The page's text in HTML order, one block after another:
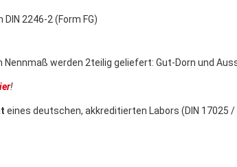
2246-2 (Form FG)
werden 2teilig geliefert: Gut-Dorn und
!
eines deutschen, akkreditierten Labors (DIN 17025 /